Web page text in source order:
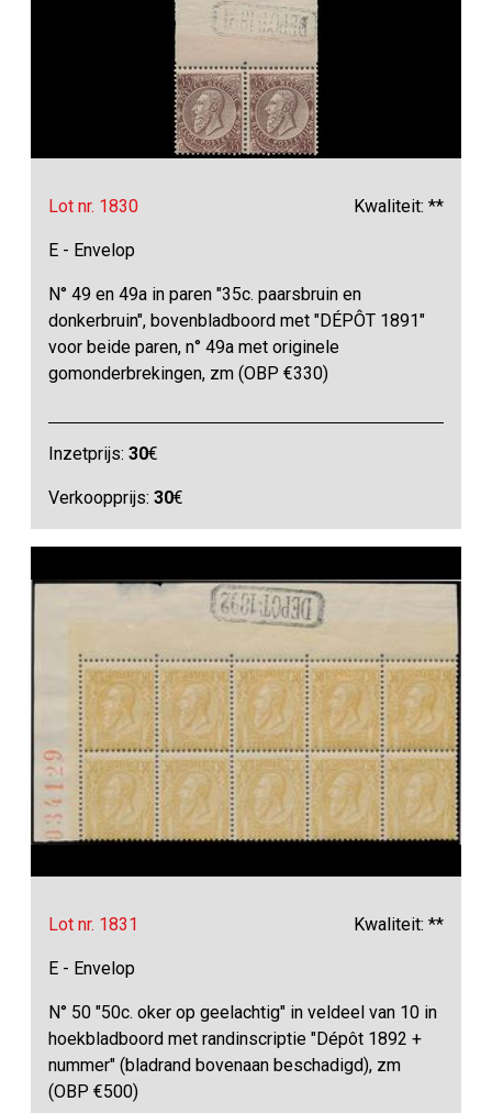
Lot nr. 1830 Kwaliteit: **
E - Envelop
N° 49 en 49a in paren "35c. paarsbruin en
donkerbruin", bovenbladboord met "DÉPÔT 1891"
voor beide paren, n° 49a met originele
gomonderbrekingen, zm (OBP €330)
Inzetprijs:30€
Verkoopprijs:30€
Lot nr. 1831 Kwaliteit: **
E - Envelop
N° 50 "50c. oker op geelachtig" in veldeel van 10 in
hoekbladboord met randinscriptie "Dépôt 1892 +
nummer" (bladrand bovenaan beschadigd), zm
(OBP €500)